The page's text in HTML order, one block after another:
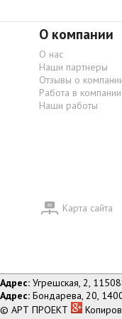
О компании
О нас
Наши партнеры
Отзывы о
Работа в компании
Наши работы
Карта сайта
Адрес: Угрешская, 2,
Адрес: Бондарева, 20,
© АРТ ПРОЕКТ